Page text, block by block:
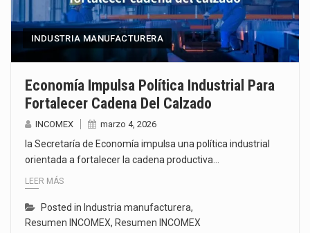
Los créditos fiscales determinados a empresas IMMEX rara vez nacen de una interpretación equivocada de…
La industria automotriz mexicana concentra más de la mitad de las quejas bajo el Mecanismo…
INDUSTRIA MANUFACTURERA
Economía Impulsa Política Industrial Para
Fortalecer Cadena Del Calzado
INCOMEX marzo 4, 2026
la Secretaría de Economía impulsa una política industrial
orientada a fortalecer la cadena productiva…
LEER MÁS
Posted in Industria manufacturera,
Resumen INCOMEX, Resumen INCOMEX